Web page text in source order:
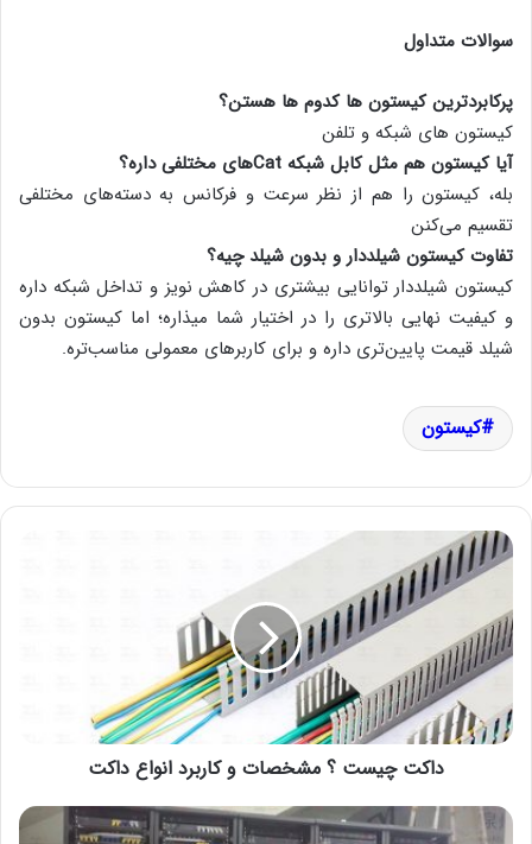
سوالات متداول
پرکابردترین کیستون ها کدوم ها هستن؟
کیستون های شبکه و تلفن
آیا کیستون هم مثل کابل شبکه Catهای مختلفی داره؟
بله، کیستون را هم از نظر سرعت و فرکانس به دسته‌های مختلفی
تقسیم می‌کنن
تفاوت کیستون شیلددار و بدون شیلد چیه؟
کیستون شیلددار توانایی بیشتری در کاهش نویز و تداخل شبکه داره
و کیفیت نهایی بالاتری را در اختیار شما میذاره؛ اما کیستون بدون
شیلد قیمت پایین‌تری داره و برای کاربرهای معمولی مناسب‌تره.
کیستون
داکت چیست ؟ مشخصات و کاربرد انواع داکت